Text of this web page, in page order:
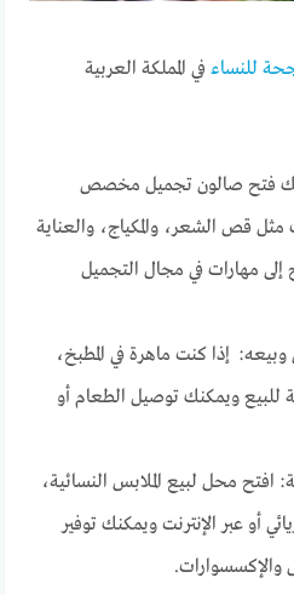
للنساء في المملكة العربية
فتح صالون تجميل مخصص
قص الشعر، والمكياج، والعناية
إلى مهارات في مجال التجميل
وبيعه: إذا كنت ماهرة في المطبخ،
للبيع ويمكنك توصيل الطعام أو
محل لبيع الملابس النسائية،
أو عبر الإنترنت ويمكنك توفير
والإكسسوارات.